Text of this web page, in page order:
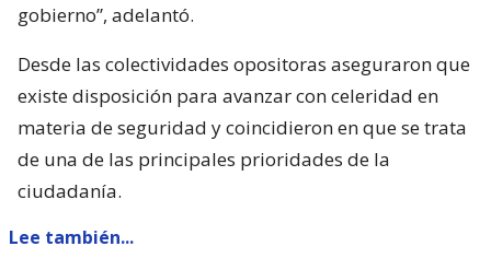
gobierno”, adelantó.
Desde las colectividades opositoras aseguraron que
existe disposición para avanzar con celeridad en
materia de seguridad y coincidieron en que se trata
de una de las principales prioridades de la
ciudadanía.
Lee también...